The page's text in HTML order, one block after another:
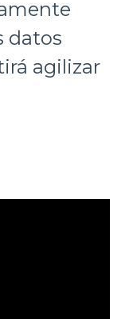
datos
agilizar